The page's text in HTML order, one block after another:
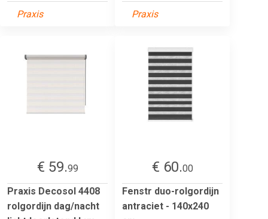
Praxis
Praxis
€ 59.99
Praxis Decosol 4408
rolgordijn dag/nacht
€ 60.00
Fenstr duo-rolgordijn
antraciet - 140x240